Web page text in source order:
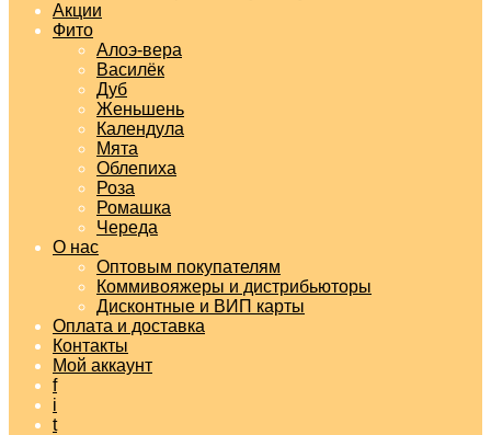
Акции
Фито
Алоэ-вера
Василёк
Дуб
Женьшень
Календула
Мята
Облепиха
Роза
Ромашка
Череда
О нас
Оптовым покупателям
Коммивояжеры и дистрибьюторы
Дисконтные и ВИП карты
Оплата и доставка
Контакты
Мой аккаунт
f
i
t